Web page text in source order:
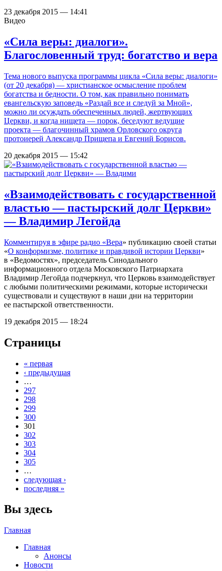
23 декабря 2015 — 14:41
Видео
«Сила веры: диалоги».
Благословенный труд: богатство и вера
Тема нового выпуска программы цикла «Сила веры: диалоги»
(от 20 декабря) — христианское осмысление проблем
богатства и бедности. О том, как правильно понимать
евангельскую заповедь «Раздай все и следуй за Мной»,
можно ли осуждать обеспеченных людей, жертвующих
Церкви, и когда нищета — порок, беседуют ведущие
проекта — благочинный храмов Орловского округа
протоиерей Александр Прищепа и Евгений Борисов.
20 декабря 2015 — 15:42
«Взаимодействовать с государственной
властью — пастырский долг Церкви»
— Владимир Легойда
Комментируя в эфире радио «Вера» публикацию своей статьи
«О конформизме, политике и правдивой истории Церкви»
в «Ведомостях», председатель Синодального
информационного отдела Московского Патриархата
Владимир Легойда подчеркнул, что Церковь взаимодействует
с любыми политическими режимами, которые исторически
существовали и существуют в наши дни на территории
ее пастырской ответственности.
19 декабря 2015 — 18:24
Страницы
« первая
‹ предыдущая
…
297
298
299
300
301
302
303
304
305
…
следующая ›
последняя »
Вы здесь
Главная
Главная
Анонсы
Новости